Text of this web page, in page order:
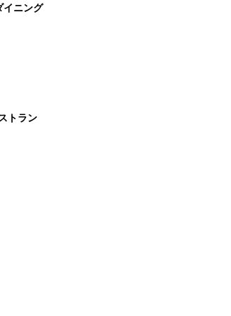
イニング
トラン